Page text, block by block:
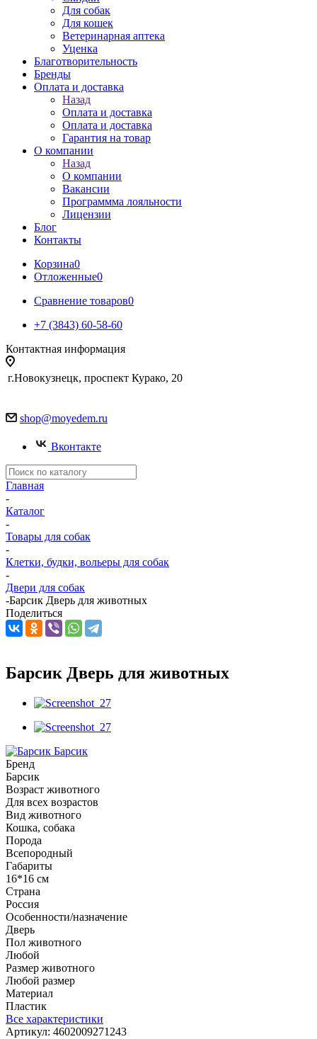
Для собак
Для кошек
Ветеринарная аптека
Уценка
Благотворительность
Бренды
Оплата и доставка
Назад
Оплата и доставка
Оплата и доставка
Гарантия на товар
О компании
Назад
О компании
Вакансии
Программма лояльности
Лицензии
Блог
Контакты
Корзина0
Отложенные0
Сравнение товаров0
+7 (3843) 60-58-60
Контактная информация
г.Новокузнецк, проспект Курако, 20
shop@moyedem.ru
Вконтакте
Главная
-
Каталог
-
Товары для собак
-
Клетки, будки, вольеры для собак
-
Двери для собак
-Барсик Дверь для животных
Поделиться
Барсик Дверь для животных
Барсик
Бренд
Барсик
Возраст животного
Для всех возрастов
Вид животного
Кошка, собака
Порода
Всепородный
Габариты
16*16 см
Страна
Россия
Особенности/назначение
Дверь
Пол животного
Любой
Размер животного
Любой размер
Материал
Пластик
Все характеристики
Артикул: 4602009271243